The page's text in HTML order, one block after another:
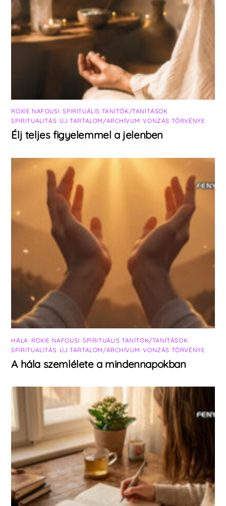
ROXIE NAFOUSI ,SPIRITUÁLIS TANÍTÓK/TANÍTÁSOK
SPIRITUALITÁS ÚJ TARTALOM/ARCHÍVUM ,VONZÁS TÖRVÉNYE
Élj teljes figyelemmel a jelenben
HÁLA ROXIE NAFOUSI SPIRITUÁLIS TANÍTÓK/TANÍTÁSOK
SPIRITUALITÁS ÚJ TARTALOM/ARCHÍVUM ,VONZÁS TÖRVÉNYE
A hála szemlélete a mindennapokban